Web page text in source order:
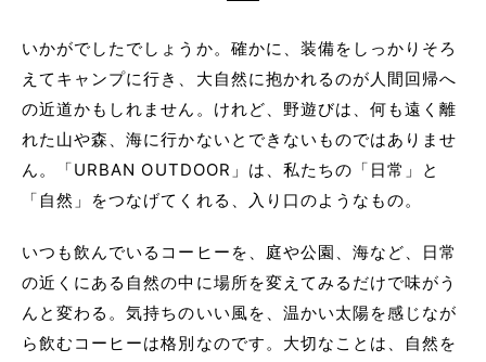
いかがでしたでしょうか。確かに、装備をしっかりそろ
えてキャンプに行き、大自然に抱かれるのが人間回帰へ
の近道かもしれません。けれど、野遊びは、何も遠く離
れた山や森、海に行かないとできないものではありませ
ん。「URBAN OUTDOOR」は、私たちの「日常」と
「自然」をつなげてくれる、入り口のようなもの。
いつも飲んでいるコーヒーを、庭や公園、海など、日常
の近くにある自然の中に場所を変えてみるだけで味がう
んと変わる。気持ちのいい風を、温かい太陽を感じなが
ら飲むコーヒーは格別なのです。大切なことは、自然を